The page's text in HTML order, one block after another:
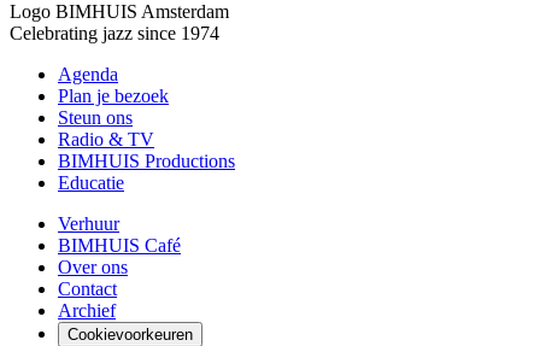
Logo BIMHUIS Amsterdam
Celebrating jazz since 1974
Agenda
Plan je bezoek
Steun ons
Radio & TV
BIMHUIS Productions
Educatie
Verhuur
BIMHUIS Café
Over ons
Contact
Archief
Cookievoorkeuren